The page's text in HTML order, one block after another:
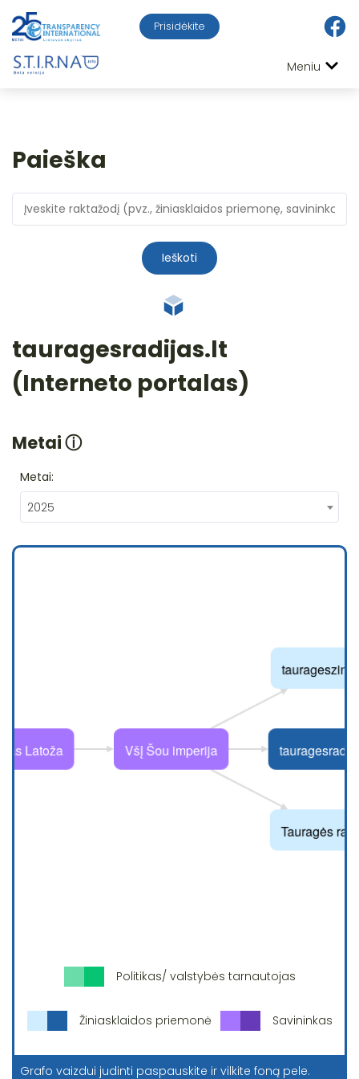
Prisidėkite
Meniu
Paieška
Ieškoti
tauragesradijas.lt
(Interneto portalas)
Metaiⓘ
Metai:
2025
Politikas/ valstybės tarnautojas
Žiniasklaidos priemonė Savininkas
Grafo vaizdui judinti paspauskite ir vilkite foną pele.